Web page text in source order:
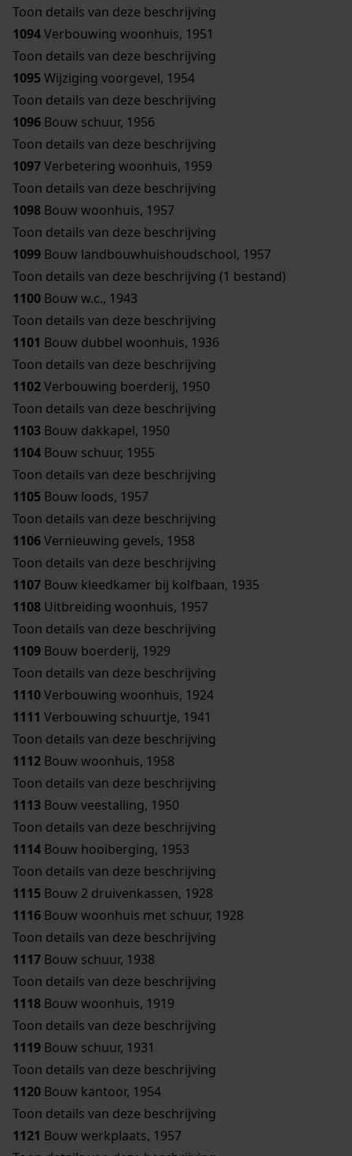
Toon details van deze beschrijving
1094Verbouwing woonhuis, 1951
Toon details van deze beschrijving
1095Wijziging voorgevel, 1954
Toon details van deze beschrijving
1096 Bouw schuur, 1956
Toon details van deze beschrijving
1097Verbetering woonhuis, 1959
Toon details van deze beschrijving
1098 Bouw woonhuis, 1957
Toon details van deze beschrijving
1099 Bouw landbouwhuishoudschool, 1957
Toon details van deze beschrijving (1 bestand)
1100 Bouw w.c., 1943
Toon details van deze beschrijving
1101 Bouw dubbel woonhuis, 1936
Toon details van deze beschrijving
1102Verbouwing boerderij, 1950
Toon details van deze beschrijving
1103 Bouw dakkapel, 1950
1104 Bouw schuur, 1955
Toon details van deze beschrijving
1105 Bouw loods, 1957
Toon details van deze beschrijving
1106Vernieuwing gevels, 1958
Toon details van deze beschrijving
1107 Bouw kleedkamer bij kolfbaan, 1935
1108 Uitbreiding woonhuis, 1957
Toon details van deze beschrijving
1109 Bouw boerderij, 1929
Toon details van deze beschrijving
1110Verbouwing woonhuis, 1924
1111 Verbouwing schuurtje, 1941
Toon details van deze beschrijving
1112 Bouw woonhuis, 1958
Toon details van deze beschrijving
1113 Bouw veestalling, 1950
Toon details van deze beschrijving
1114 Bouw hooiberging, 1953
Toon details van deze beschrijving
1115 Bouw 2 druivenkassen, 1928
1116 Bouw woonhuis met schuur, 1928
Toon details van deze beschrijving
1117 Bouw schuur, 1938
Toon details van deze beschrijving
1118 Bouw woonhuis, 1919
Toon details van deze beschrijving
1119 Bouw schuur, 1931
Toon details van deze beschrijving
1120 Bouw kantoor, 1954
Toon details van deze beschrijving
1121 Bouw werkplaats, 1957